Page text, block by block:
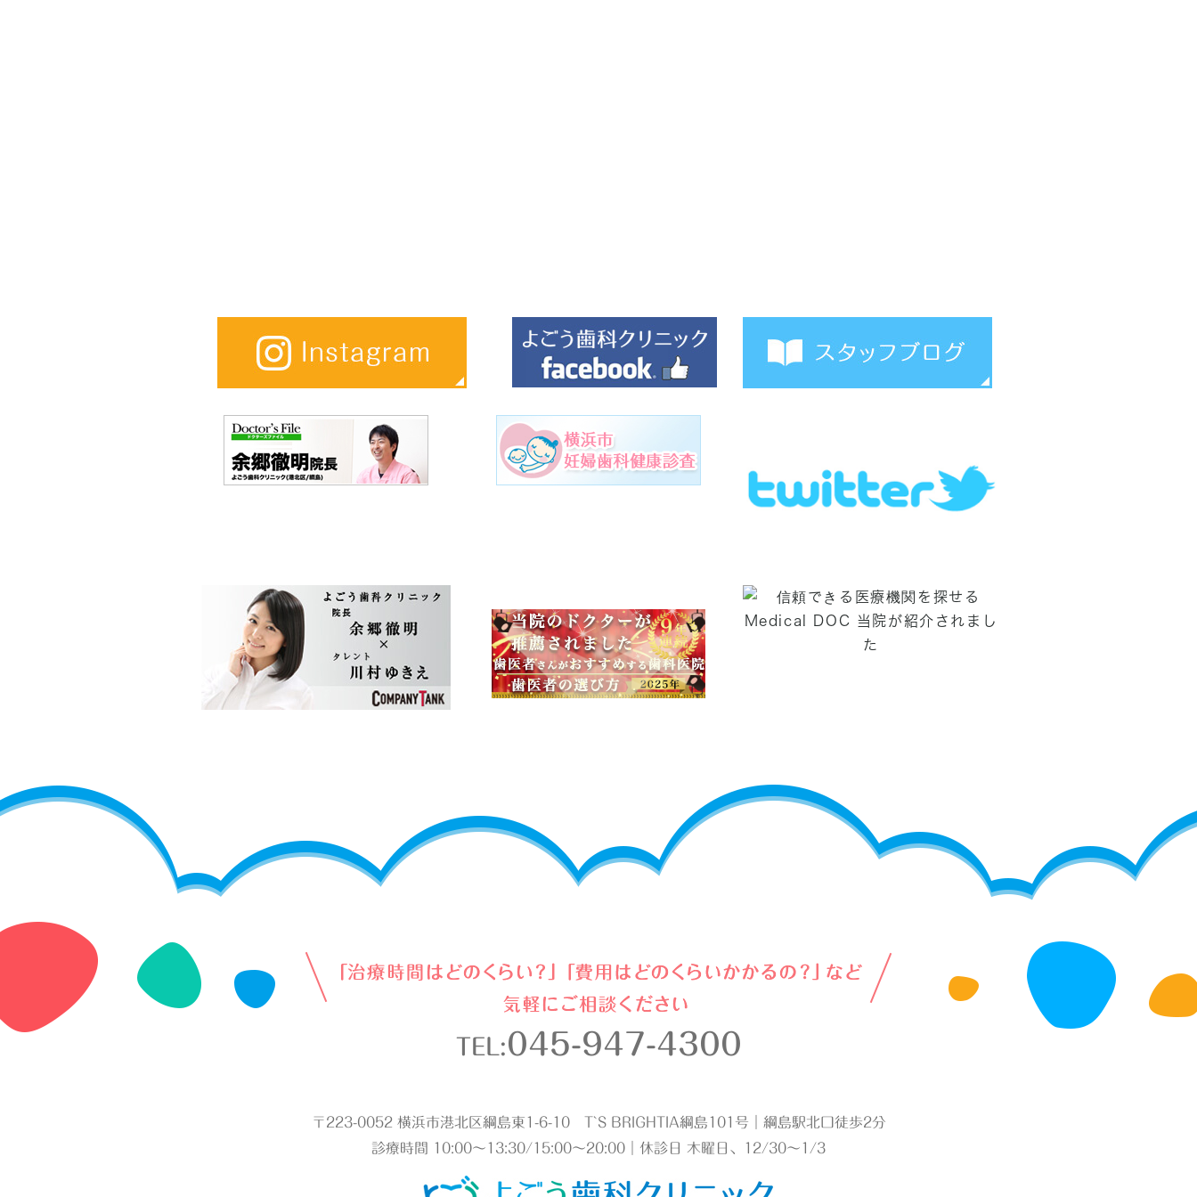
TEL:045-947-4300
〒223-0052 横浜市港北区綱島東1-6-10 T`S BRIGHTIA綱島101号｜綱島駅北口徒歩2分
診療時間 10:00～13:30/15:00～20:00｜休診日 木曜日、12/30～1/3